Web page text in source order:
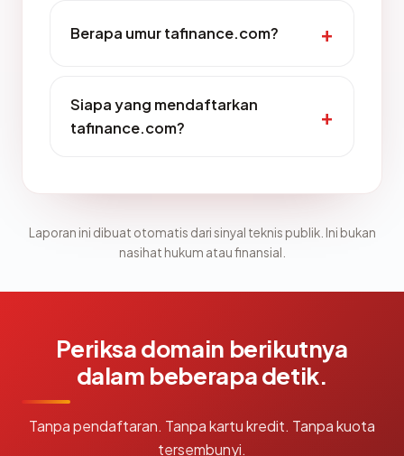
Berapa umur tafinance.com?
Siapa yang mendaftarkan
tafinance.com?
Laporan ini dibuat otomatis dari sinyal teknis publik. Ini bukan
nasihat hukum atau finansial.
Periksa domain berikutnya
dalam beberapa detik.
Tanpa pendaftaran. Tanpa kartu kredit. Tanpa kuota
tersembunyi.